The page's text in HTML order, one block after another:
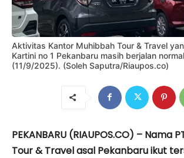
Aktivitas Kantor Muhibbah Tour & Travel
Kartini no 1 Pekanbaru masih berjalan
(11/9/2025). (Soleh Saputra/Riaupos.co)
PEKANBARU (RIAUPOS.CO) – Nama
Tour & Travel asal Pekanbaru ikut